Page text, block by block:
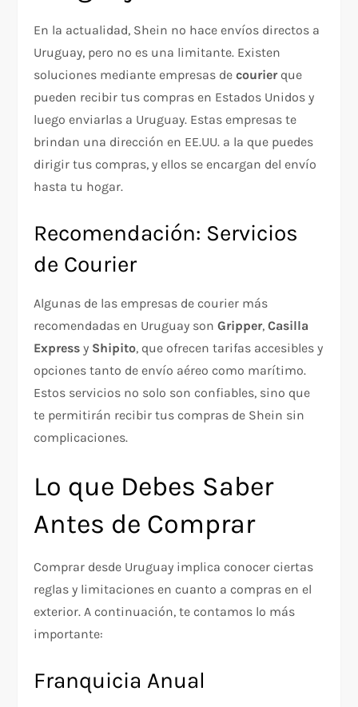
En la actualidad, Shein no hace envíos directos a
Uruguay, pero no es una limitante. Existen
soluciones mediante empresas decourierque
pueden recibir tus compras en Estados Unidos y
luego enviarlas a Uruguay. Estas empresas te
brindan una dirección en EE.UU. a la que puedes
dirigir tus compras, y ellos se encargan del envío
hasta tu hogar.
Recomendación: Servicios
de Courier
Algunas de las empresas de courier más
recomendadas en Uruguay sonGripper,Casilla
Express y Shipito, que ofrecen tarifas accesibles y
opciones tanto de envío aéreo como marítimo.
Estos servicios no solo son confiables, sino que
te permitirán recibir tus compras de Shein sin
complicaciones.
Lo que Debes Saber
Antes de Comprar
Comprar desde Uruguay implica conocer ciertas
reglas y limitaciones en cuanto a compras en el
exterior. A continuación, te contamos lo más
importante:
Franquicia Anual